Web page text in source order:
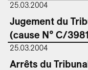
25.03.2004
Jugement du
(cause N° C/
25.03.2004
Arrêts du